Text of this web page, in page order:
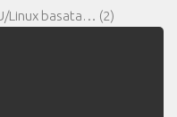
Linux basata… (2)